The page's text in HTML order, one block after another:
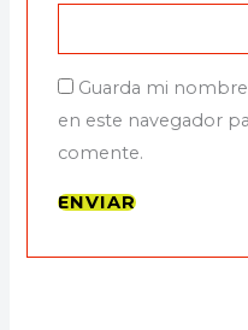
Guarda mi
en este navegador
comente.